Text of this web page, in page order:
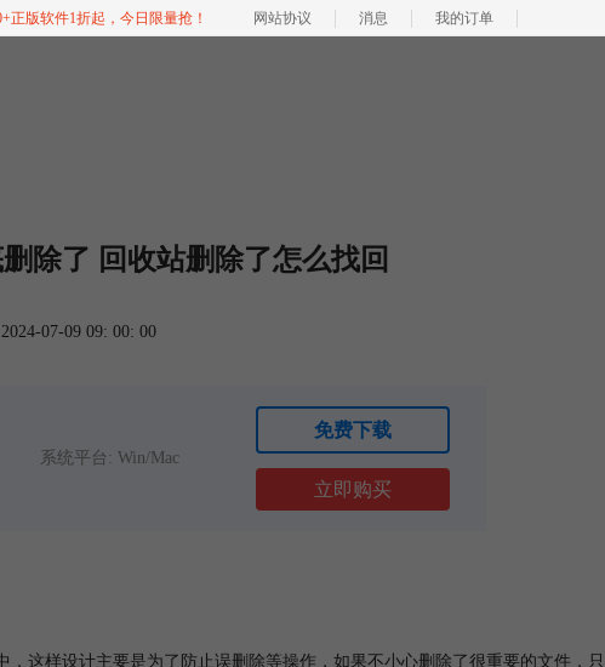
正版软件1折起，今日限量抢！ 网站协议 消息 我的订单
除了 回收站删除了怎么找回
07-09 09: 00: 00
系统平台: Win/Mac
免费下载
立即购买
，这样设计主要是为了防止误删除等操作，如果不小心删除了很重要的文件，只